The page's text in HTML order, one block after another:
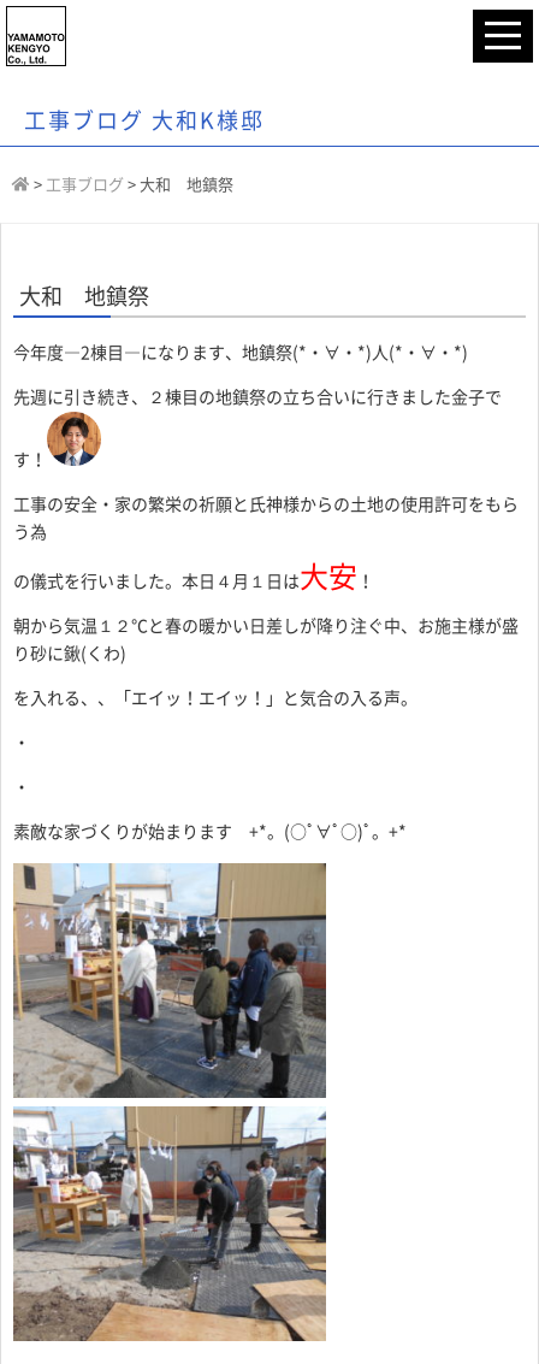
工事ブログ 大和K様邸
> 工事ブログ > 大和 地鎮祭
大和 地鎮祭
今年度―2棟目―になります、地鎮祭(*・∀・*)人(*・∀・*)
先週に引き続き、２棟目の地鎮祭の立ち合いに行きました金子で
す！
工事の安全・家の繁栄の祈願と氏神様からの土地の使用許可をもら
う為
の儀式を行いました。本日４月１日は大安 ！
朝から気温１２℃と春の暖かい日差しが降り注ぐ中、お施主様が盛
り砂に鍬(くわ)
を入れる、、「エイッ！エイッ！」と気合の入る声。
・
・
素敵な家づくりが始まります +*。(○ﾟ∀ﾟ○)ﾟ。+*